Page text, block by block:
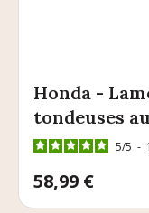
Honda -
tondeuses
5/5 - 1
Prix
58,99 €